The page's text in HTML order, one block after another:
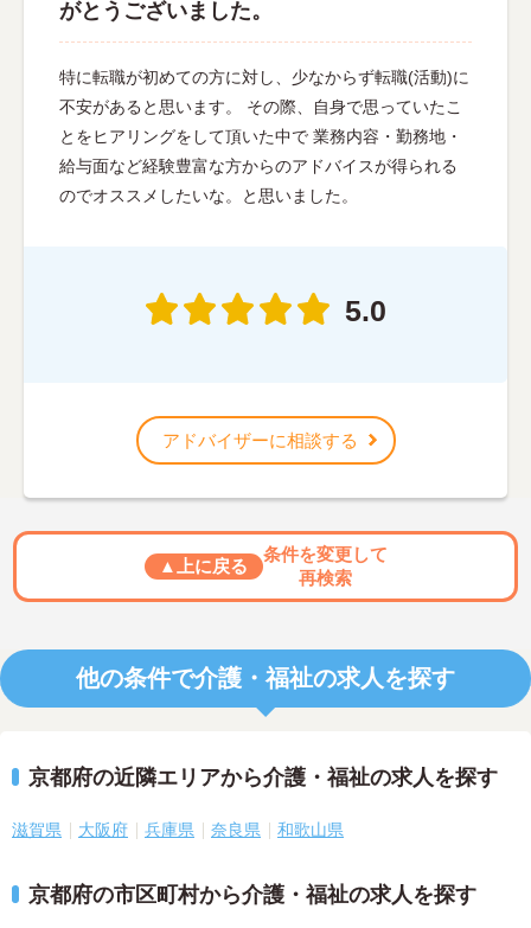
がとうございました。
特に転職が初めての方に対し、少なからず転職(活動)に
不安があると思います。 その際、自身で思っていたこ
とをヒアリングをして頂いた中で 業務内容・勤務地・
給与面など経験豊富な方からのアドバイスが得られる
のでオススメしたいな。と思いました。
5.0
アドバイザーに相談する
▲上に戻る
条件を変更して
再検索
他の条件で介護・福祉の求人を探す
京都府の近隣エリアから介護・福祉の求人を探す
滋賀県 大阪府 兵庫県 奈良県 和歌山県
京都府の市区町村から介護・福祉の求人を探す